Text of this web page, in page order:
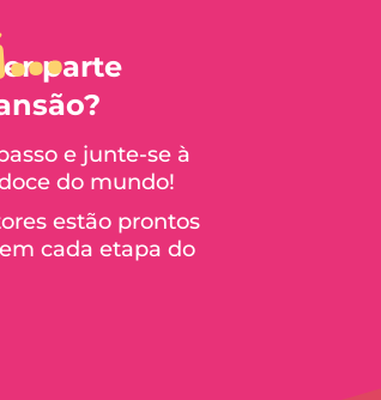
parte
e junte-se à
do mundo!
estão prontos
cada etapa do